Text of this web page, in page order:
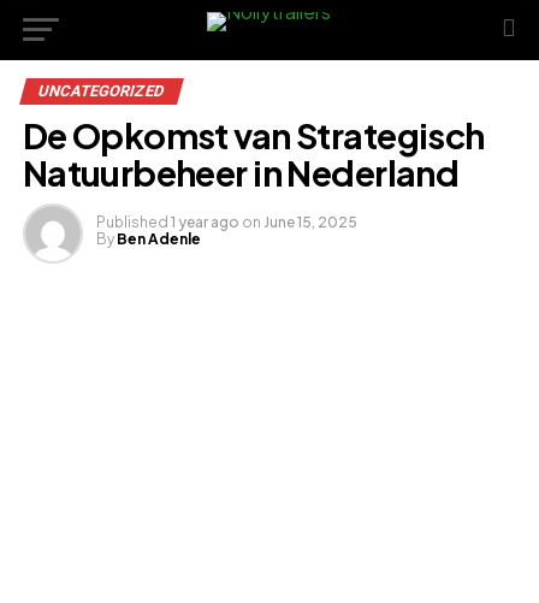
UNCATEGORIZED
De Opkomst van Strategisch
Natuurbeheer in Nederland
Published 1 year ago on June 15, 2025
By Ben Adenle